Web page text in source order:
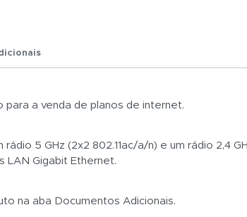
para a venda de planos de internet.
5 GHz (2x2 802.11ac/a/n) e um rádio 2,4
LAN Gigabit Ethernet.
na aba Documentos Adicionais.